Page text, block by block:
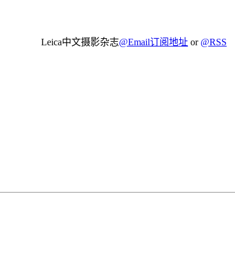
Leica中文摄影杂志@Email订阅地址 or @RSS